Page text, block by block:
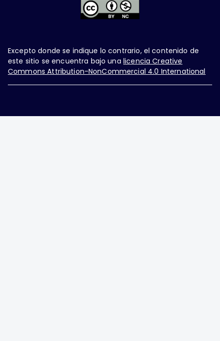
Excepto donde se indique lo contrario, el contenido de
este sitio se encuentra bajo una licencia Creative
Commons Attribution-NonCommercial 4.0 International